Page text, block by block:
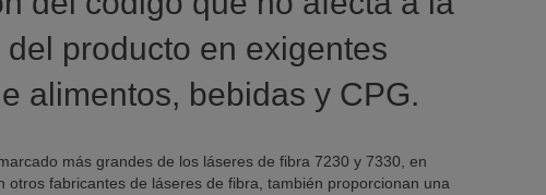
del producto en exigentes
alimentos, bebidas y CPG.
más grandes de los láseres de fibra 7230 y 7330, en
otros fabricantes de láseres de fibra, también proporcionan una